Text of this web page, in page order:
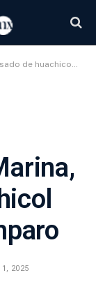
fiscal, obtiene amparo
1, 2025